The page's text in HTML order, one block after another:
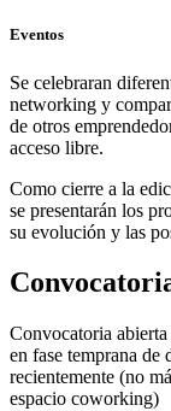
Eventos
Se celebraran
networking y
de otros
acceso libre.
Como cierre a la
se presentarán los
su evolución y las
Convocatoria
en fase temprana de
recientemente (no
espacio coworking)